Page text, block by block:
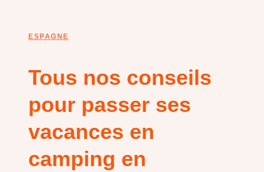
ESPAGNE
Tous nos conseils
pour passer ses
vacances en
camping en